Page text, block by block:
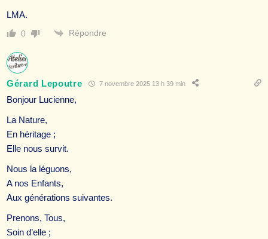
LMA.
0 Répondre
Gérard Lepoutre 7 novembre 2025 13 h 39 min
Bonjour Lucienne,
La Nature,
En héritage ;
Elle nous survit.
Nous la léguons,
A nos Enfants,
Aux générations suivantes.
Prenons, Tous,
Soin d’elle ;